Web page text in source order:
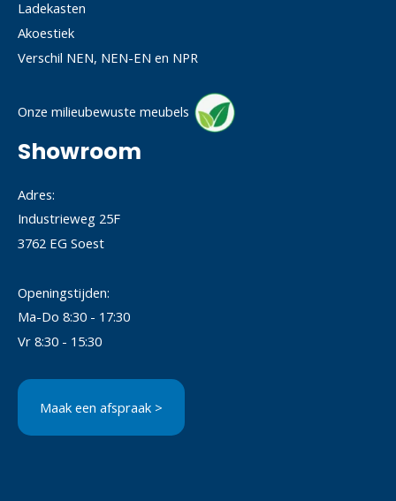
Ladekasten
Akoestiek
Verschil NEN, NEN-EN en NPR
Onze milieubewuste meubels
Showroom
Adres:
Industrieweg 25F
3762 EG Soest
Openingstijden:
Ma-Do 8:30 - 17:30
Vr 8:30 - 15:30
Maak een afspraak >